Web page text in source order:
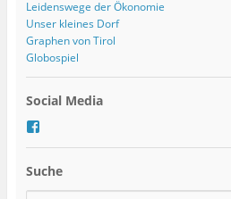
Leidenswege der Ökonomie
Unser kleines Dorf
Graphen von Tirol
Globospiel
Social Media
f
Suche